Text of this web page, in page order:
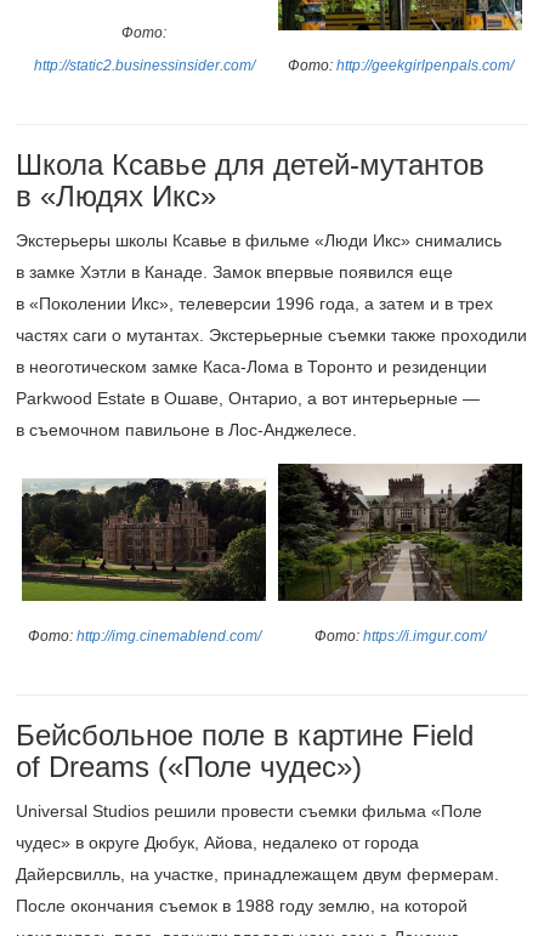
Фото:
http://static2.businessinsider.com/
Фото: http://geekgirlpenpals.com/
Школа Ксавье для детей-мутантов
в «Людях Икс»
Экстерьеры школы Ксавье в фильме «Люди Икс» снимались
в замке Хэтли в Канаде. Замок впервые появился еще
в «Поколении Икс», телеверсии 1996 года, а затем и в трех
частях саги о мутантах. Экстерьерные съемки также проходили
в неоготическом замке Каса-Лома в Торонто и резиденции
Parkwood Estate в Ошаве, Онтарио, а вот интерьерные —
в съемочном павильоне в Лос-Анджелесе.
Фото: http://img.cinemablend.com/ Фото: https://i.imgur.com/
Бейсбольное поле в картине Field
of Dreams («Поле чудес»)
Universal Studios решили провести съемки фильма «Поле
чудес» в округе Дюбук, Айова, недалеко от города
Дайерсвилль, на участке, принадлежащем двум фермерам.
После окончания съемок в 1988 году землю, на которой